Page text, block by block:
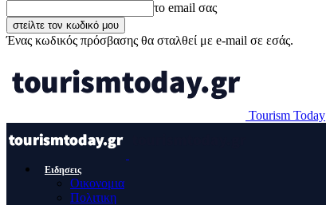
το email σας
Ένας κωδικός πρόσβασης θα σταλθεί με e-mail σε εσάς.
Tourism Today
Ειδησεις
Οικονομια
Πολιτικη